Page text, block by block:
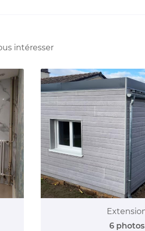
intéresser
6 photos